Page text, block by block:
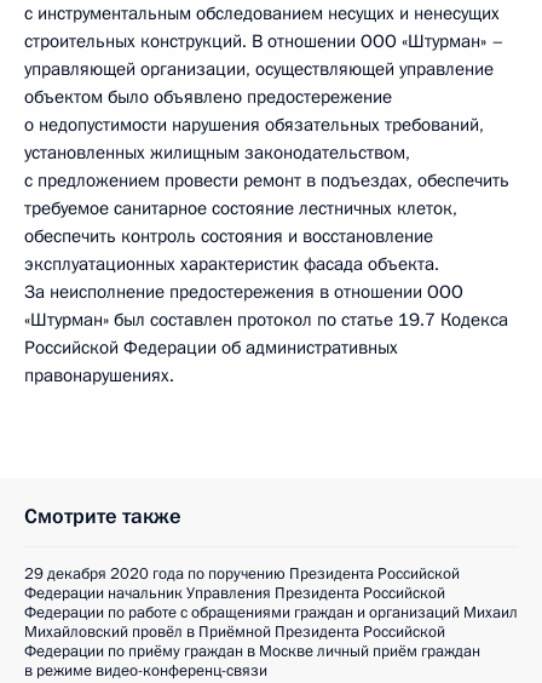
с инструментальным обследованием несущих и ненесущих
строительных конструкций. В отношении ООО «Штурман» –
управляющей организации, осуществляющей управление
объектом было объявлено предостережение
о недопустимости нарушения обязательных требований,
установленных жилищным законодательством,
с предложением провести ремонт в подъездах, обеспечить
требуемое санитарное состояние лестничных клеток,
обеспечить контроль состояния и восстановление
эксплуатационных характеристик фасада объекта.
За неисполнение предостережения в отношении ООО
«Штурман» был составлен протокол по статье 19.7 Кодекса
Российской Федерации об административных
правонарушениях.
Смотрите также
29 декабря 2020 года по поручению Президента Российской
Федерации начальник Управления Президента Российской
Федерации по работе с обращениями граждан и организаций Михаил
Михайловский провёл в Приёмной Президента Российской
Федерации по приёму граждан в Москве личный приём граждан
в режиме видео-конференц-связи